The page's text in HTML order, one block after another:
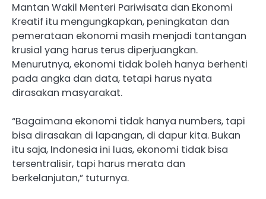
Mantan Wakil Menteri Pariwisata dan Ekonomi
Kreatif itu mengungkapkan, peningkatan dan
pemerataan ekonomi masih menjadi tantangan
krusial yang harus terus diperjuangkan.
Menurutnya, ekonomi tidak boleh hanya berhenti
pada angka dan data, tetapi harus nyata
dirasakan masyarakat.
“Bagaimana ekonomi tidak hanya numbers, tapi
bisa dirasakan di lapangan, di dapur kita. Bukan
itu saja, Indonesia ini luas, ekonomi tidak bisa
tersentralisir, tapi harus merata dan
berkelanjutan,” tuturnya.